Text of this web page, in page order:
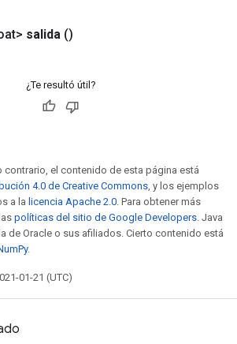
salida ()
¿Te resultó útil?
contrario, el contenido de esta página está
4.0 de Creative Commons, y los ejemplos
a la licencia Apache 2.0. Para obtener más
políticas del sitio de Google Developers. Java
de Oracle o sus afiliados. Cierto contenido está
.
01-21 (UTC)